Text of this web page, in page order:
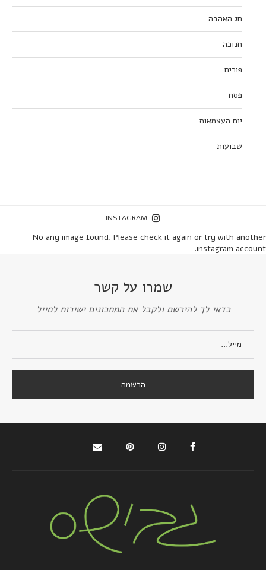
חג האהבה
חנוכה
פורים
פסח
יום העצמאות
שבועות
INSTAGRAM
No any image found. Please check it again or try with another
instagram account.
שמרו על קשר
כדאי לך להירשם ולקבל את המתכונים ישירות למייל